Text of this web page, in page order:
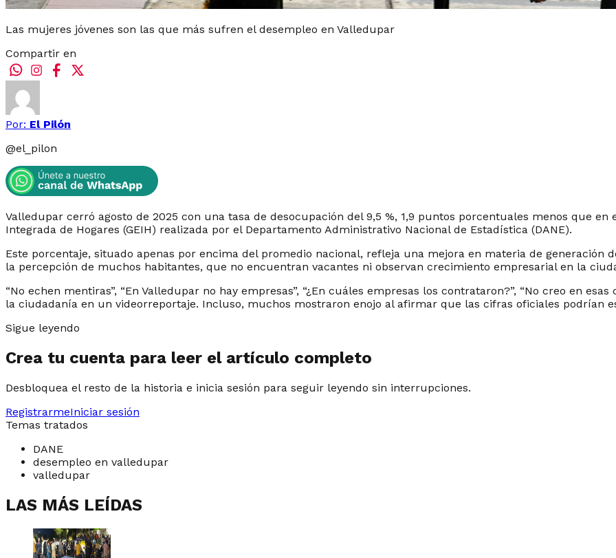
Las mujeres jóvenes son las que más sufren el desempleo en Valledupar
Compartir en
Por: El Pilón
@el_pilon
Valledupar cerró agosto de 2025 con una tasa de desocupación del 9,5 %, 1,9 puntos porcentuales menos que
Integrada de Hogares (GEIH) realizada por el Departamento Administrativo Nacional de Estadística (DANE).
Este porcentaje, situado apenas por encima del promedio nacional, refleja una mejora en materia de generación
la percepción de muchos habitantes, que no encuentran vacantes ni observan crecimiento empresarial en la
“No echen mentiras”, “En Valledupar no hay empresas”, “¿En cuáles empresas los contrataron?”, “No creo en
la ciudadanía en un videorreportaje. Incluso, muchos mostraron enojo al afirmar que las cifras oficiales podrían
Sigue leyendo
Crea tu cuenta para leer el artículo completo
Desbloquea el resto de la historia e inicia sesión para seguir leyendo sin interrupciones.
RegistrarmeIniciar sesión
Temas tratados
DANE
desempleo en valledupar
valledupar
LAS MÁS LEÍDAS